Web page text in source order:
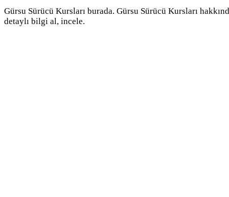
Gürsu Sürücü Kursları burada. Gürsu Sürücü Kursları
detaylı bilgi al, incele.